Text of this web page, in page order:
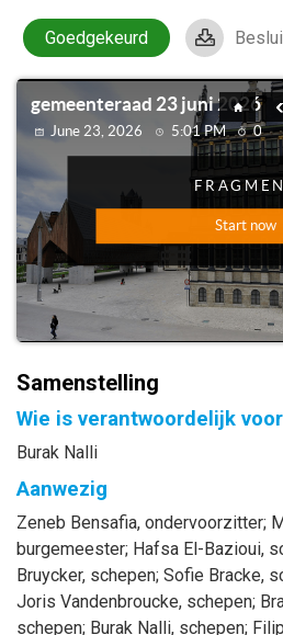
Goedgekeurd
Samenstelling
Wie is verantwoordelijk
Burak Nalli
Aanwezig
Zeneb Bensafia, ondervoorzitter;
burgemeester; Hafsa El-Bazioui,
Bruycker, schepen; Sofie Bracke,
Joris Vandenbroucke, schepen;
schepen; Burak Nalli, schepen; Filip